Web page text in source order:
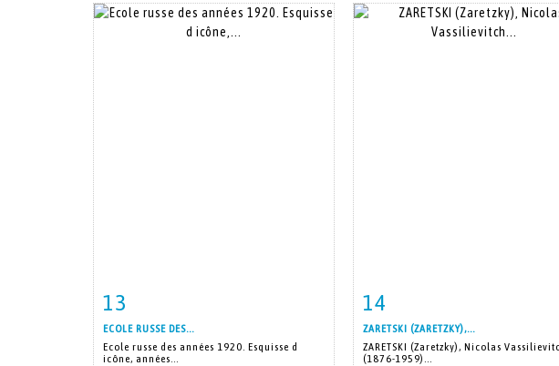
Fiche détaillée
13
ECOLE RUSSE DES...
Ecole russe des années 1920. Esquisse d
icône, années...
Fiche détaillée
14
ZARETSKI (ZARETZKY),...
ZARETSKI (Zaretzky), Nicolas
(1876-1959)...